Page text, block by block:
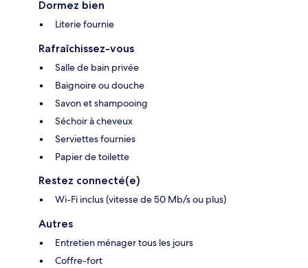
Dormez bien
Literie fournie
Rafraîchissez-vous
Salle de bain privée
Baignoire ou douche
Savon et shampooing
Séchoir à cheveux
Serviettes fournies
Papier de toilette
Restez connecté(e)
Wi-Fi inclus (vitesse de 50 Mb/s ou plus)
Autres
Entretien ménager tous les jours
Coffre-fort